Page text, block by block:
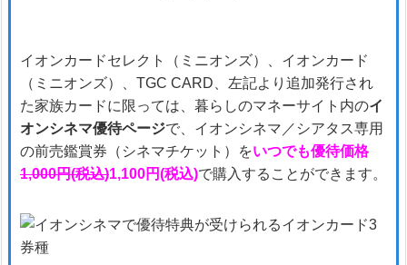
イオンカードセレクト（ミニオンズ）、イオンカード
（ミニオンズ）、TGC CARD、左記より追加発行され
た家族カードに限っては、暮らしのマネーサイト内のイ
オンシネマ優待ページで、イオンシネマ／シアタス専用
の前売鑑賞券（シネマチケット）をいつでも優待価格
1,000円(税込)1,100円(税込)で購入することができます。